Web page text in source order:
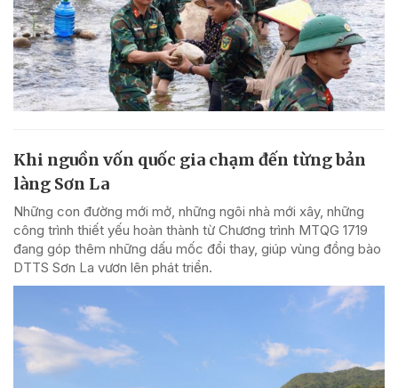
Khi nguồn vốn quốc gia chạm đến từng bản
làng Sơn La
Những con đường mới mở, những ngôi nhà mới xây, những
công trình thiết yếu hoàn thành từ Chương trình MTQG 1719
đang góp thêm những dấu mốc đổi thay, giúp vùng đồng bào
DTTS Sơn La vươn lên phát triển.